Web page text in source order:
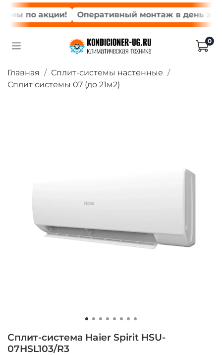
по акции! Оперативный монтаж в день
0
Главная
Сплит-системы настенные
Сплит системы 07 (до 21м2)
Сплит-система Haier Spirit HSU-
07HSL103/R3